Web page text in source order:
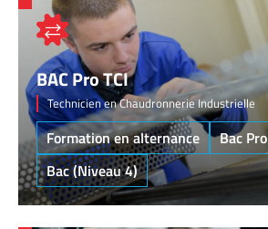
BAC Pro TCI
Technicien en Chaudronnerie Industrielle
Formation en alternance
Bac Pro
Bac (Niveau 4)